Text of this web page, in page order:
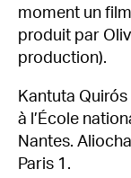
moment un
produit par
production).
Kantuta
à l’École
Nantes.
Paris 1.